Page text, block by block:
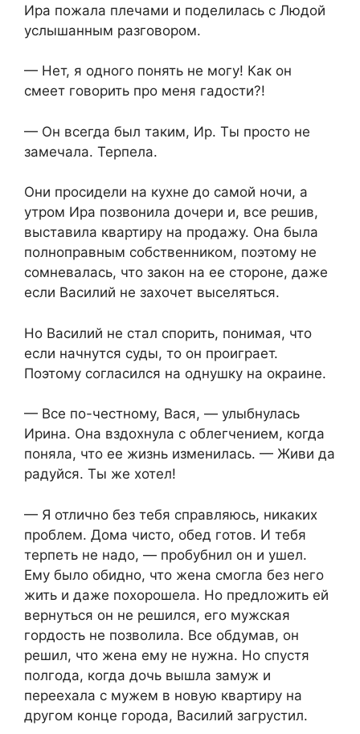
Ира пожала плечами и поделилась с Людой
услышанным разговором.
— Нет, я одного понять не могу! Как он
смеет говорить про меня гадости?!
— Он всегда был таким, Ир. Ты просто не
замечала. Терпела.
Они просидели на кухне до самой ночи, а
утром Ира позвонила дочери и, все решив,
выставила квартиру на продажу. Она была
полноправным собственником, поэтому не
сомневалась, что закон на ее стороне, даже
если Василий не захочет выселяться.
Но Василий не стал спорить, понимая, что
если начнутся суды, то он проиграет.
Поэтому согласился на однушку на окраине.
— Все по-честному, Вася, — улыбнулась
Ирина. Она вздохнула с облегчением, когда
поняла, что ее жизнь изменилась. — Живи да
радуйся. Ты же хотел!
— Я отлично без тебя справляюсь, никаких
проблем. Дома чисто, обед готов. И тебя
терпеть не надо, — пробубнил он и ушел.
Ему было обидно, что жена смогла без него
жить и даже похорошела. Но предложить ей
вернуться он не решился, его мужская
гордость не позволила. Все обдумав, он
решил, что жена ему не нужна. Но спустя
полгода, когда дочь вышла замуж и
переехала с мужем в новую квартиру на
другом конце города, Василий загрустил.